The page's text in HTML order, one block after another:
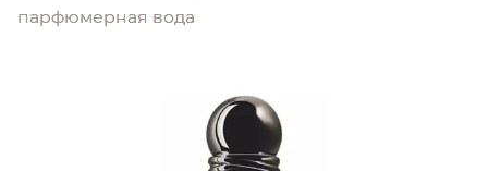
парфюмерная вода